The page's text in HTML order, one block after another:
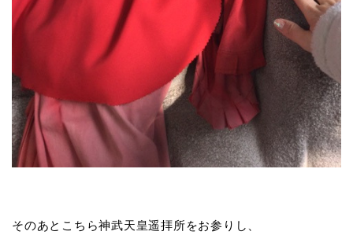
そのあとこちら神武天皇遥拝所をお参りし、